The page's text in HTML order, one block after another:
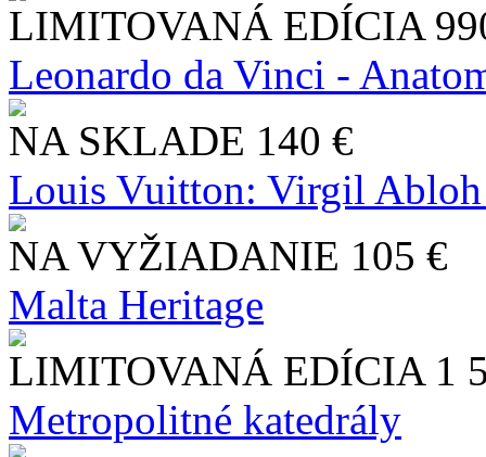
LIMITOVANÁ EDÍCIA
Leonardo da Vinci -
NA SKLADE 140 €
Louis Vuitton: Virgil
NA VYŽIADANIE 105 €
Malta Heritage
LIMITOVANÁ EDÍCIA 1
Metropolitné katedrály